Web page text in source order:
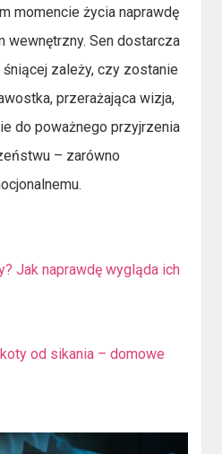
momencie życia naprawdę
wewnętrzny. Sen dostarcza
śniącej zależy, czy zostanie
przerażająca wizja,
do poważnego przyjrzenia
– zarówno
Jak naprawdę wygląda ich
od sikania – domowe